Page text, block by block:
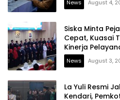
News August 4,
Siska Minta
Cepat, Kuasai
Kinerja
News August 3,
La Yuli Resmi
Kendari,